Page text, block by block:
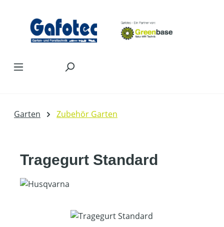
Garten Zubehör Garten
Tragegurt Standard
Bildergalerie überspringen